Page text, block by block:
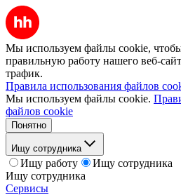
Мы используем файлы cookie,
правильную работу нашего веб-
трафик.
Правила использования файлов
Мы используем файлы cookie.
файлов cookie
Понятно
Ищу сотрудника
Ищу работу
Ищу сотрудника
Ищу сотрудника
Сервисы